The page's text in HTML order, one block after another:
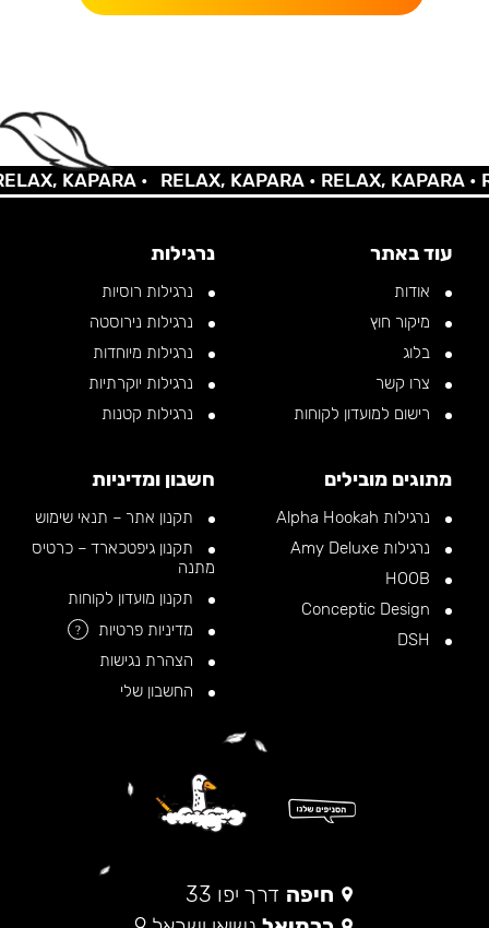
KAPARA • RELAX, KAPARA •RELAX, KAPARA •
עוד באתר
אודות
מיקור חוץ
בלוג
צרו קשר
רישום למועדון לקוחות
נרגילות
נרגילות רוסיות
נרגילות נירוסטה
נרגילות מיוחדות
נרגילות יוקרתיות
נרגילות קטנות
מתוגים מובילים
נרגילות Alpha Hookah
נרגילות Amy Deluxe
חשבון ומדיניות
תקנון אתר – תנאי שימוש
תקנון גיפטכארד – כרטיס
מתנה
תקנון מועדון לקוחות
מדיניות פרטיות
?
הצהרת נגישות
החשבון שלי
חיפה דרך יפו 33